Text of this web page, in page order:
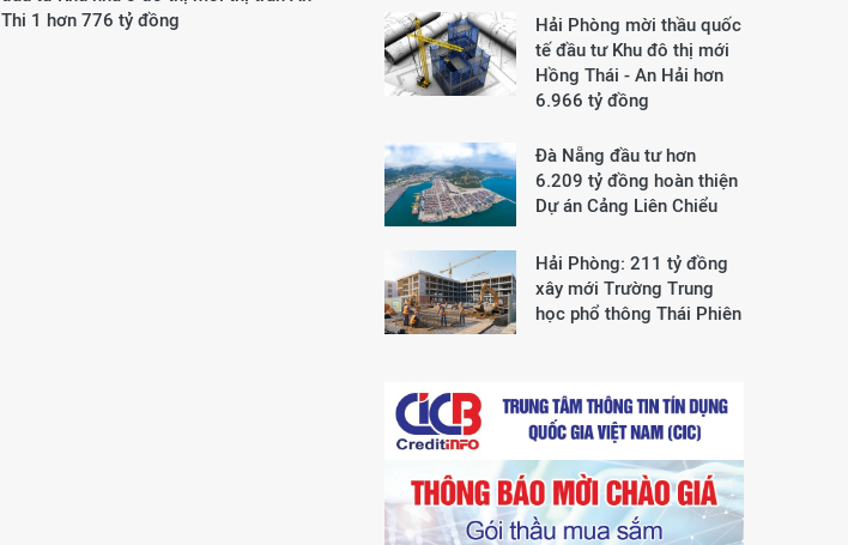
Thi 1 hơn 776 tỷ đồng
Hải Phòng mời thầu quốc
tế đầu tư Khu đô thị mới
Hồng Thái - An Hải hơn
6.966 tỷ đồng
Đà Nẵng đầu tư hơn
6.209 tỷ đồng hoàn thiện
Dự án Cảng Liên Chiểu
Hải Phòng: 211 tỷ đồng
xây mới Trường Trung
học phổ thông Thái Phiên